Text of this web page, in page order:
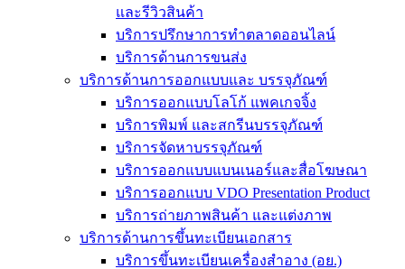
และรีวิวสินค้า
บริการปรึกษาการทำตลาดออนไลน์
บริการด้านการขนส่ง
บริการด้านการออกแบบและ บรรจุภัณฑ์
บริการออกแบบโลโก้ แพคเกจจิ้ง
บริการพิมพ์ และสกรีนบรรจุภัณฑ์
บริการจัดหาบรรจุภัณฑ์
บริการออกแบบแบนเนอร์และสื่อโฆษณา
บริการออกแบบ VDO Presentation Product
บริการถ่ายภาพสินค้า และแต่งภาพ
บริการด้านการขึ้นทะเบียนเอกสาร
บริการขึ้นทะเบียนเครื่องสำอาง (อย.)